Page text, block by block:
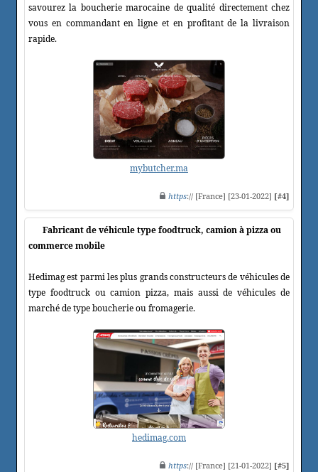
savourez la boucherie marocaine de qualité directement chez
vous en commandant en ligne et en profitant de la livraison
rapide.
mybutcher.ma
https:// [France] [23-01-2022] [#4]
Fabricant de véhicule type foodtruck, camion à pizza ou
commerce mobile
Hedimag est parmi les plus grands constructeurs de véhicules de
type foodtruck ou camion pizza, mais aussi de véhicules de
marché de type boucherie ou fromagerie.
hedimag.com
https:// [France] [21-01-2022] [#5]